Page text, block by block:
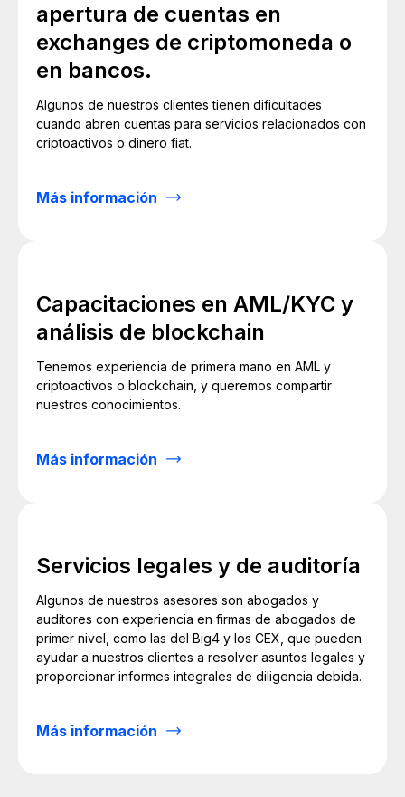
apertura de cuentas en
exchanges de criptomoneda o
en bancos.
Algunos de nuestros clientes tienen dificultades
cuando abren cuentas para servicios relacionados con
criptoactivos o dinero fiat.
Más información
Capacitaciones en AML/KYC y
análisis de blockchain
Tenemos experiencia de primera mano en AML y
criptoactivos o blockchain, y queremos compartir
nuestros conocimientos.
Más información
Servicios legales y de auditoría
Algunos de nuestros asesores son abogados y
auditores con experiencia en firmas de abogados de
primer nivel, como las del Big4 y los CEX, que pueden
ayudar a nuestros clientes a resolver asuntos legales y
proporcionar informes integrales de diligencia debida.
Más información